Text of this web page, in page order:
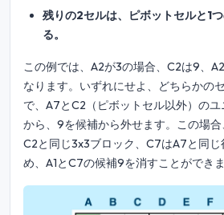
残りの2セルは、ピボットセルと1
る。
この例では、A2が3の場合、C2は9、
なります。いずれにせよ、どちらかの
で、A7とC2（ピボットセル以外）の
から、9を候補から外せます。この場合
C2と同じ3x3ブロック、C7はA7と同じ
め、A1とC7の候補9を消すことができま